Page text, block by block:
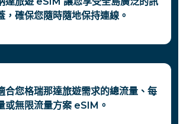
，確保您隨時隨地保持連線。
合您格瑞那達旅遊需求的總流量、每
或無限流量方案 eSIM。